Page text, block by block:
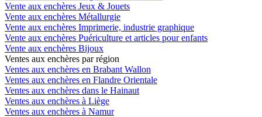
Vente aux enchères Jeux & Jouets
Vente aux enchères Métallurgie
Vente aux enchères Imprimerie, industrie graphique
Vente aux enchères Puériculture et articles pour enfants
Vente aux enchères Bijoux
Ventes aux enchères par région
Ventes aux enchères en Brabant Wallon
Ventes aux enchères en Flandre Orientale
Ventes aux enchères dans le Hainaut
Ventes aux enchères à Liège
Ventes aux enchères à Namur